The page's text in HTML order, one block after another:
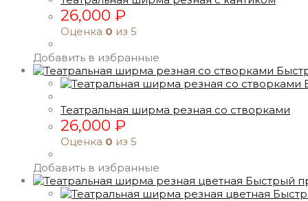
26,000 ₽
Оценка 0 из 5
Добавить в избранные
Театральная ширма резная со створками
26,000 ₽
Оценка 0 из 5
Добавить в избранные
Быстрый